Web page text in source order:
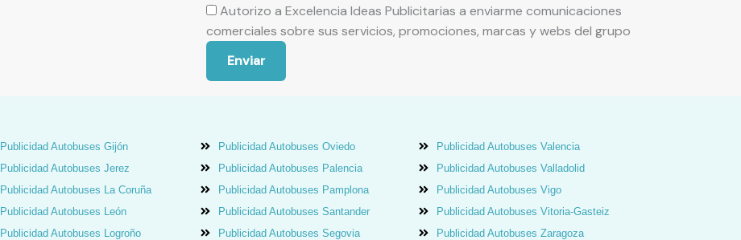
Autorizo a Excelencia Ideas Publicitarias a enviarme comunicaciones
comerciales sobre sus servicios, promociones, marcas y webs del grupo
Enviar
Publicidad Autobuses Gijón
Publicidad Autobuses Jerez
Publicidad Autobuses La Coruña
Publicidad Autobuses León
Publicidad Autobuses Logroño
Publicidad Autobuses Oviedo
Publicidad Autobuses Palencia
Publicidad Autobuses Pamplona
Publicidad Autobuses Santander
Publicidad Autobuses Segovia
Publicidad Autobuses Valencia
Publicidad Autobuses Valladolid
Publicidad Autobuses Vigo
Publicidad Autobuses Vitoria-Gasteiz
Publicidad Autobuses Zaragoza